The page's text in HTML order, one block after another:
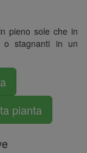
pieno sole che in
o stagnanti in un
pianta